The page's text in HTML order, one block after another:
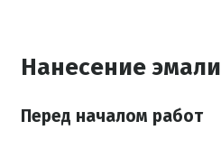
Нанесение эмали
Перед началом работ